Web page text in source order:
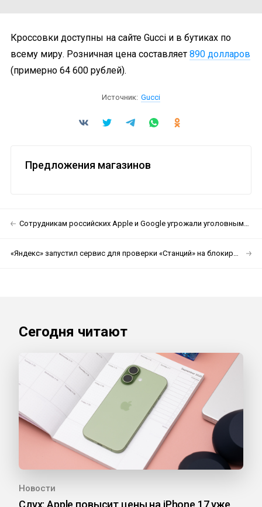
Кроссовки доступны на сайте Gucci и в бутиках по
всему миру. Розничная цена составляет 890 долларов
(примерно 64 600 рублей).
Источник: Gucci
Предложения магазинов
Сотрудникам российских Apple и Google угрожали уголовными делами на заседании Совета Федерации
«Яндекс» запустил сервис для проверки «Станций» на блокировку
Сегодня читают
Новости
Слух: Apple повысит цены на iPhone 17 уже